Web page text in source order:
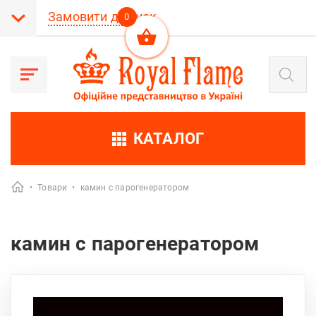
Замовити дзвінок
Пошук
товарів
КАТАЛОГ
• Товари • камин с парогенератором
камин с парогенератором
0